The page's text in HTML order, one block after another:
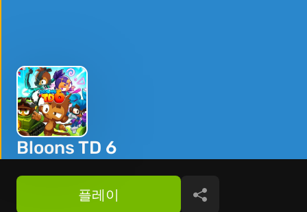
Bloons TD 6
플레이 공유